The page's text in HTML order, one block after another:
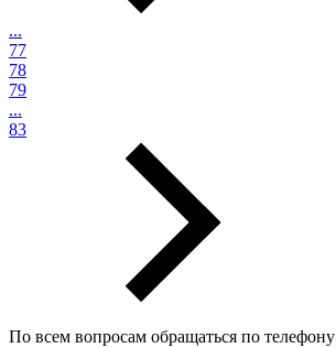
...
77
78
79
...
83
По всем вопросам обращаться по телефону